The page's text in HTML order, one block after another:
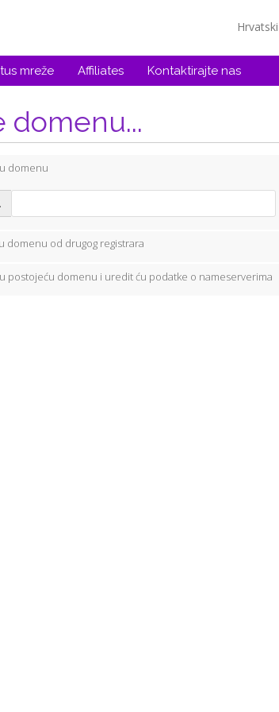
Hrvatski
mreže Affiliates Kontaktirajte nas
domenu...
domenu
domenu od drugog registrara
postojeću domenu i uredit ću podatke o nameserverima